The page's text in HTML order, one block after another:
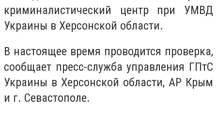
криминалистический центр при УМВД
Украины в Херсонской области.
В настоящее время проводится проверка,
сообщает пресс-служба управления ГПтС
Украины в Херсонской области, АР Крым
и г. Севастополе.